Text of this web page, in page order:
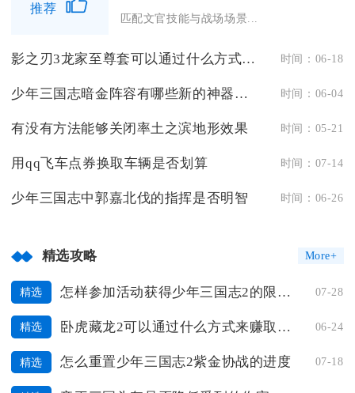
推荐
匹配文官技能与战场场景...
影之刃3龙家至尊套可以通过什么方式获得 时间：06-18
少年三国志暗金阵容有哪些新的神器装备 时间：06-04
有没有方法能够关闭率土之滨地形效果 时间：05-21
用qq飞车点券换取车辆是否划算 时间：07-14
少年三国志中郭嘉北伐的指挥是否明智 时间：06-26
精选攻略 More+
精选 怎样参加活动获得少年三国志2的限定礼包 07-28
精选 卧虎藏龙2可以通过什么方式来赚取人名币 06-24
精选 怎么重置少年三国志2紫金协战的进度 07-18